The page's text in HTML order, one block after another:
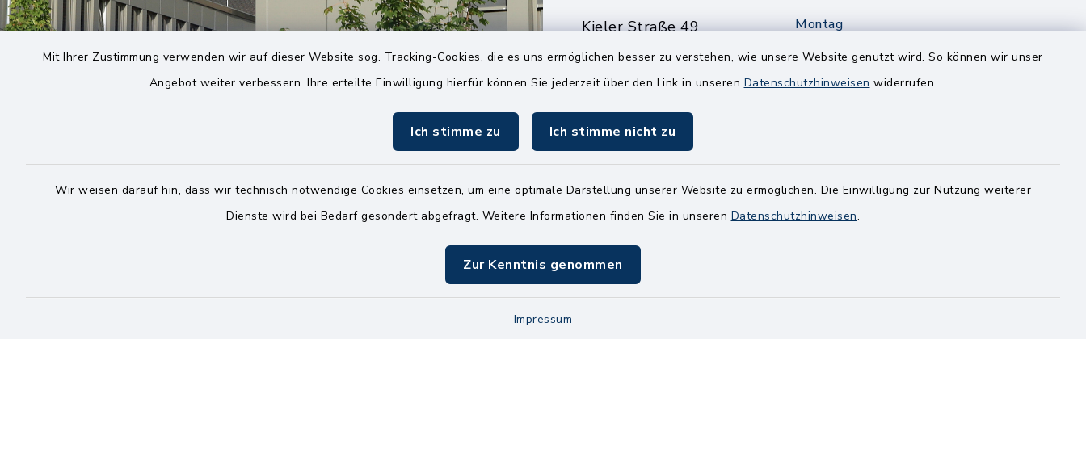
Mit Ihrer Zustimmung verwenden wir auf dieser Website sog. Tracking-Cookies, die es uns ermöglichen besser zu verstehen, wie unsere Website genutzt wird. So können wir unser
Angebot weiter verbessern. Ihre erteilte Einwilligung hierfür können Sie jederzeit über den Link in unseren Datenschutzhinweisen widerrufen.
Ich stimme zu Ich stimme nicht zu
Wir weisen darauf hin, dass wir technisch notwendige Cookies einsetzen, um eine optimale Darstellung unserer Website zu ermöglichen. Die Einwilligung zur Nutzung weiterer
Dienste wird bei Bedarf gesondert abgefragt. Weitere Informationen finden Sie in unseren Datenschutzhinweisen.
Zur Kenntnis genommen
Impressum
Kieler Straße 49
25551 Hohenlockstedt
04826 30-0
04826 30-15
info@amt-kellinghusen.de
Montag
Nur mit Onlinetermin!
Dienstag
8.00-12.00 Uhr